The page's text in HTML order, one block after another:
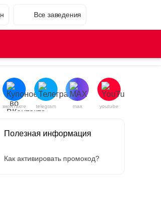
Все заведения
вконтакте telegram max youtube
Полезная информация
Как активировать промокод?